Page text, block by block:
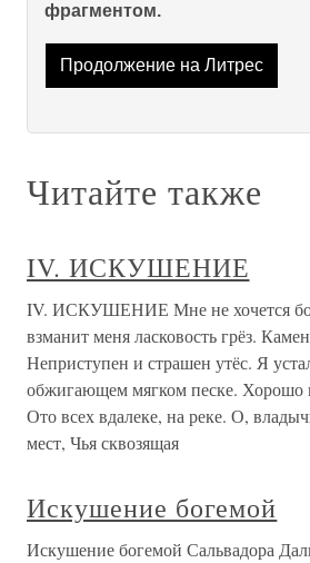
фрагментом.
Продолжение на Литрес
Читайте также
IV. ИСКУШЕНИЕ
IV. ИСКУШЕНИЕ Мне не хочется
взманит меня ласковость грёз.
Неприступен и страшен утёс. Я
обжигающем мягком песке. Хорошо
Ото всех вдалеке, на реке. О,
мест, Чья сквозящая
Искушение богемой
Искушение богемой Сальвадора